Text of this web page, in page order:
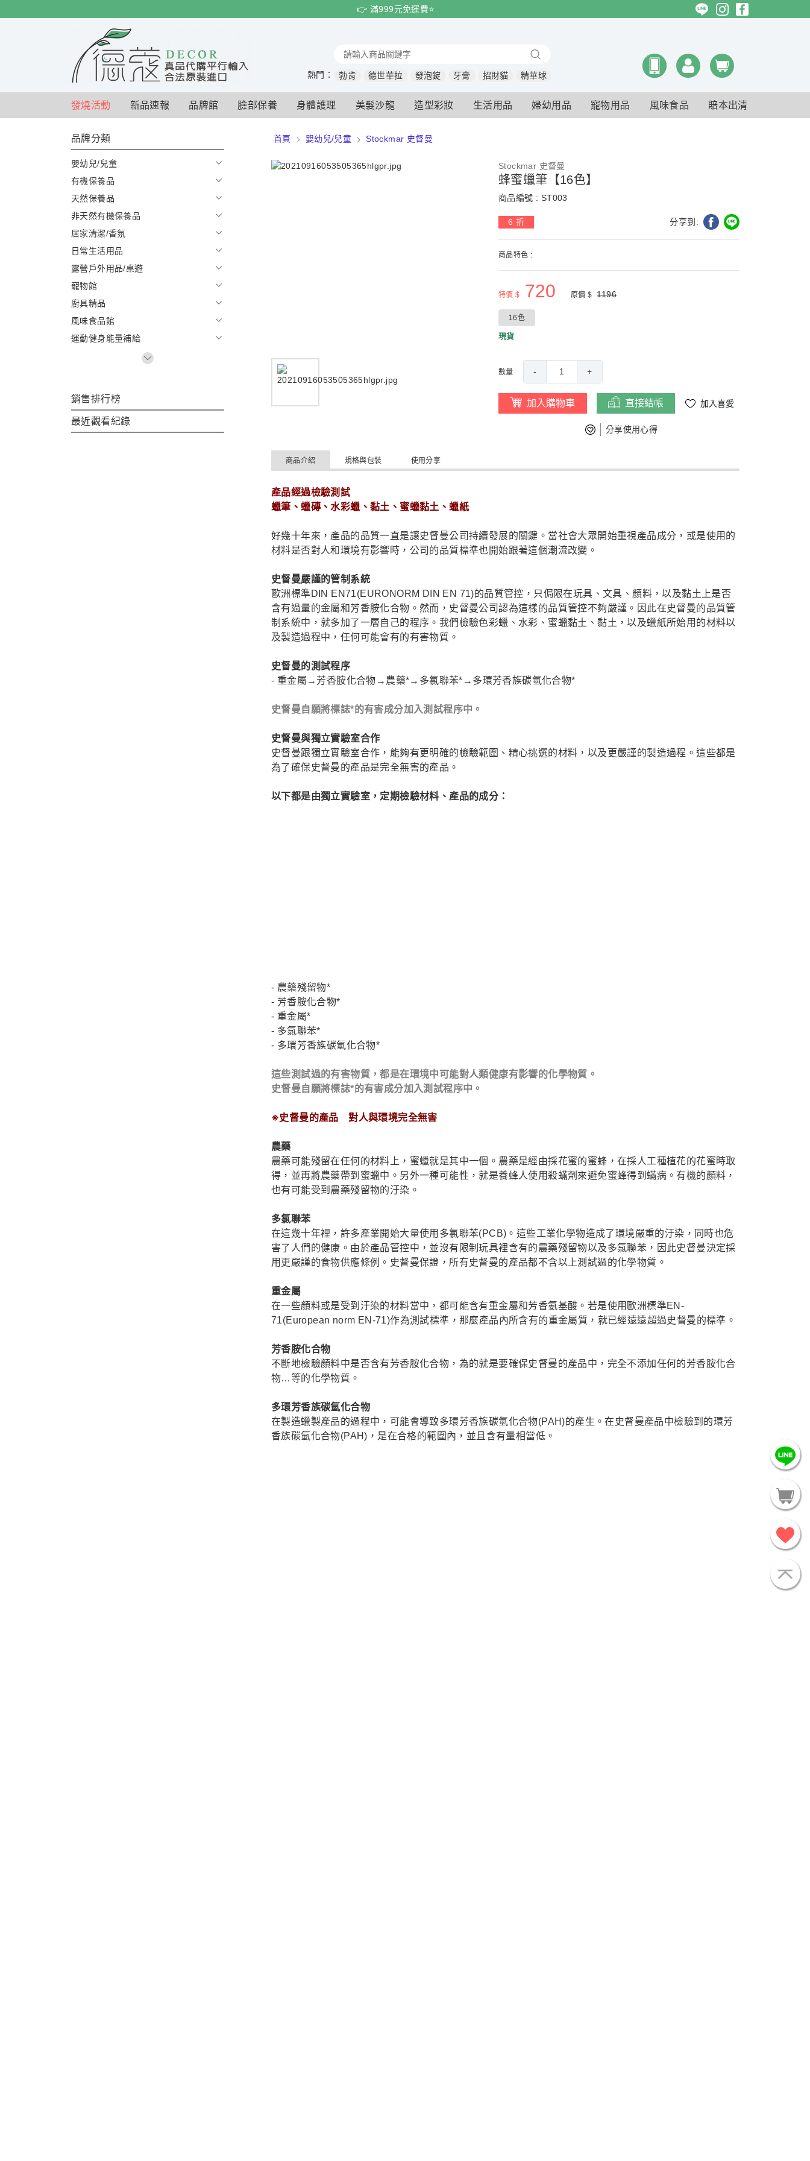
$
$
時 特賣 👉 滿999元免運費⭐️
熱門： 勃肯 德世華拉 發泡錠 牙膏 招財貓 精華球
發燒活動 新品速報 品牌館 臉部保養 身體護理 美髮沙龍 造型彩妝 生活用品 婦幼用品 寵物用品 風味食品 賠本出清
品牌分類
嬰幼兒/兒童
有機保養品
天然保養品
非天然有機保養品
居家清潔/香氛
日常生活用品
露營戶外用品/桌遊
寵物館
廚具精品
風味食品館
運動健身能量補給
銷售排行榜
最近觀看紀錄
首頁 嬰幼兒/兒童 Stockmar 史督曼
Stockmar 史督曼
蜂蜜蠟筆【16色】
商品編號 : ST003
6 折 分享到:
商品特色 :
特價 $ 720 原價 $ 1196
16色
現貨
數量 - 1 +
加入購物車 直接結帳 加入喜愛
分享使用心得
商品介紹 規格與包裝 使用分享
產品經過檢驗測試
蠟筆、蠟磚、水彩蠟、黏土、蜜蠟黏土、蠟紙
好幾十年來，產品的品質一直是讓史督曼公司持續發展的關鍵。當社會大眾開始重視產品成分，或是使用的
材料是否對人和環境有影響時，公司的品質標準也開始跟著這個潮流改變。
史督曼嚴謹的管制系統
歐洲標準DIN EN71(EURONORM DIN EN 71)的品質管控，只侷限在玩具、文具、顏料，以及黏土上是否
含有過量的金屬和芳香胺化合物。然而，史督曼公司認為這樣的品質管控不夠嚴謹。因此在史督曼的品質管
制系統中，就多加了一層自己的程序。我們檢驗色彩蠟、水彩、蜜蠟黏土、黏土，以及蠟紙所始用的材料以
及製造過程中，任何可能會有的有害物質。
史督曼的測試程序
- 重金屬→芳香胺化合物→農藥*→多氯聯苯*→多環芳香族碳氫化合物*
史督曼自願將標誌*的有害成分加入測試程序中。
史督曼與獨立實驗室合作
史督曼跟獨立實驗室合作，能夠有更明確的檢驗範圍、精心挑選的材料，以及更嚴謹的製造過程。這些都是
為了確保史督曼的產品是完全無害的產品。
以下都是由獨立實驗室，定期檢驗材料、產品的成分：
- 農藥殘留物*
- 芳香胺化合物*
- 重金屬*
- 多氯聯苯*
- 多環芳香族碳氫化合物*
這些測試過的有害物質，都是在環境中可能對人類健康有影響的化學物質。
史督曼自願將標誌*的有害成分加入測試程序中。
※史督曼的產品 對人與環境完全無害
農藥
農藥可能殘留在任何的材料上，蜜蠟就是其中一個。農藥是經由採花蜜的蜜蜂，在採人工種植花的花蜜時取
得，並再將農藥帶到蜜蠟中。另外一種可能性，就是養蜂人使用殺蟎劑來避免蜜蜂得到蟎病。有機的顏料，
也有可能受到農藥殘留物的汙染。
多氯聯苯
在這幾十年裡，許多產業開始大量使用多氯聯苯(PCB)。這些工業化學物造成了環境嚴重的汙染，同時也危
害了人們的健康。由於產品管控中，並沒有限制玩具裡含有的農藥殘留物以及多氯聯苯，因此史督曼決定採
用更嚴謹的食物供應條例。史督曼保證，所有史督曼的產品都不含以上測試過的化學物質。
重金屬
在一些顏料或是受到汙染的材料當中，都可能含有重金屬和芳香氨基酸。若是使用歐洲標準EN-
71(European norm EN-71)作為測試標準，那麼產品內所含有的重金屬質，就已經遠遠超過史督曼的標準。
芳香胺化合物
不斷地檢驗顏料中是否含有芳香胺化合物，為的就是要確保史督曼的產品中，完全不添加任何的芳香胺化合
物…等的化學物質。
多環芳香族碳氫化合物
在製造蠟製產品的過程中，可能會導致多環芳香族碳氫化合物(PAH)的產生。在史督曼產品中檢驗到的環芳
香族碳氫化合物(PAH)，是在合格的範圍內，並且含有量相當低。